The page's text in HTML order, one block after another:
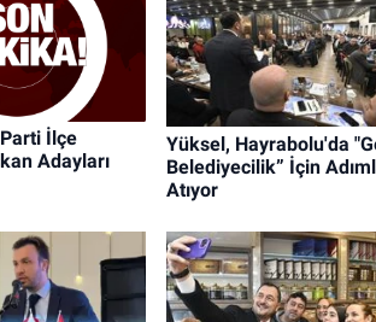
İlçe
Adayları
Yüksel, Hayrabolu'da
Belediyecilik” İçin
Atıyor